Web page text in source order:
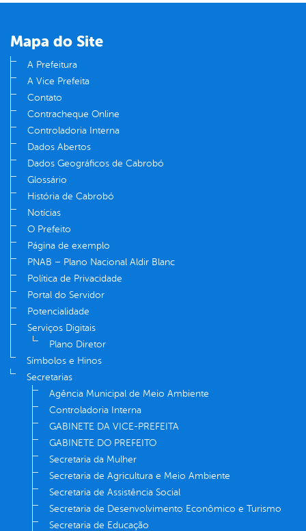
Mapa do Site
A Prefeitura
A Vice Prefeita
Contato
Contracheque Online
Controladoria Interna
Dados Abertos
Dados Geográficos de Cabrobó
Glossário
História de Cabrobó
Notícias
O Prefeito
Página de exemplo
PNAB – Plano Nacional Aldir Blanc
Política de Privacidade
Portal do Servidor
Potencialidade
Serviços Digitais
Plano Diretor
Símbolos e Hinos
Secretarias
Agência Municipal de Meio Ambiente
Controladoria Interna
GABINETE DA VICE-PREFEITA
GABINETE DO PREFEITO
Secretaria da Mulher
Secretaria de Agricultura e Meio Ambiente
Secretaria de Assistência Social
Secretaria de Desenvolvimento Econômico e Turismo
Secretaria de Educação